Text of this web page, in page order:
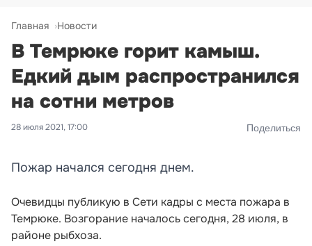
Главная Новости
В Темрюке горит камыш.
Едкий дым распространился
на сотни метров
28 июля 2021, 17:00 Поделиться
Пожар начался сегодня днем.
Очевидцы публикую в Сети кадры с места пожара в
Темрюке. Возгорание началось сегодня, 28 июля, в
районе рыбхоза.